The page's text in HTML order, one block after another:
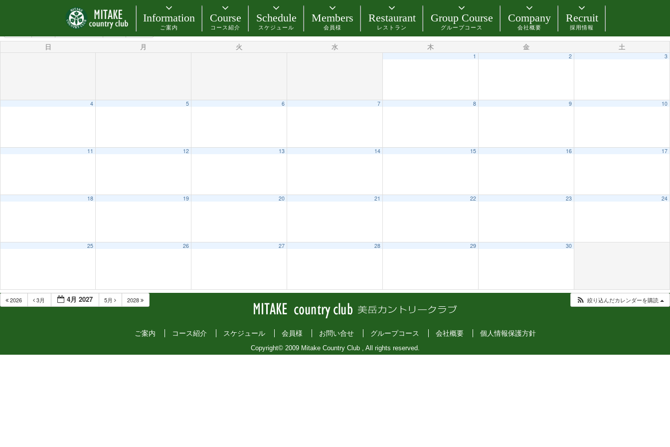
Information
ご案内
Course
コース紹介
Schedule
スケジュール
Members
会員様
Restaurant
レストラン
Group Course
グループコース
Company
会社概要
Recruit
採用情報
4月 2027 5月 2028
日 月 火 水 木 金 土
1 2 3
4 5 6 7 8 9 10
11 12 13 14 15 16 17
18 19 20 21 22 23 24
25 26 27 28 29 30
2026 3月 4月 2027 5月 2028 絞り込んだカレンダーを購読
ご案内 コース紹介 スケジュール 会員様 お問い合せ グループコース 会社概要 個人情報保護方針
Copyright© 2009 Mitake Country Club , All rights reserved.